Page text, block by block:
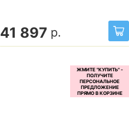
41 897 р.